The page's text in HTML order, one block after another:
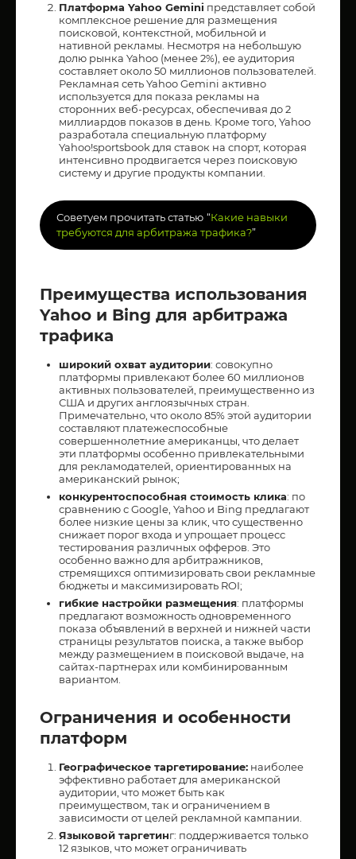
Платформа Yahoo Gemini представляет собой
комплексное решение для размещения
поисковой, контекстной, мобильной и
нативной рекламы. Несмотря на небольшую
долю рынка Yahoo (менее 2%), ее аудитория
составляет около 50 миллионов пользователей.
Рекламная сеть Yahoo Gemini активно
используется для показа рекламы на
сторонних веб-ресурсах, обеспечивая до 2
миллиардов показов в день. Кроме того, Yahoo
разработала специальную платформу
Yahoo!sportsbook для ставок на спорт, которая
интенсивно продвигается через поисковую
систему и другие продукты компании.
Советуем прочитать статью “Какие навыки
требуются для арбитража трафика?”
Преимущества использования
Yahoo и Bing для арбитража
трафика
широкий охват аудитории: совокупно
платформы привлекают более 60 миллионов
активных пользователей, преимущественно из
США и других англоязычных стран.
Примечательно, что около 85% этой аудитории
составляют платежеспособные
совершеннолетние американцы, что делает
эти платформы особенно привлекательными
для рекламодателей, ориентированных на
американский рынок;
конкурентоспособная стоимость клика: по
сравнению с Google, Yahoo и Bing предлагают
более низкие цены за клик, что существенно
снижает порог входа и упрощает процесс
тестирования различных офферов. Это
особенно важно для арбитражников,
стремящихся оптимизировать свои рекламные
бюджеты и максимизировать ROI;
гибкие настройки размещения: платформы
предлагают возможность одновременного
показа объявлений в верхней и нижней части
страницы результатов поиска, а также выбор
между размещением в поисковой выдаче, на
сайтах-партнерах или комбинированным
вариантом.
Ограничения и особенности
платформ
Географическое таргетирование: наиболее
эффективно работает для американской
аудитории, что может быть как
преимуществом, так и ограничением в
зависимости от целей рекламной кампании.
Языковой таргетинг: поддерживается только
12 языков, что может ограничивать